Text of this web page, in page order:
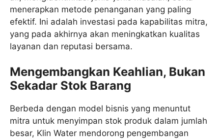
menerapkan metode penanganan yang paling
efektif. Ini adalah investasi pada kapabilitas mitra,
yang pada akhirnya akan meningkatkan kualitas
layanan dan reputasi bersama.
Mengembangkan Keahlian, Bukan
Sekadar Stok Barang
Berbeda dengan model bisnis yang menuntut
mitra untuk menyimpan stok produk dalam jumlah
besar, Klin Water mendorong pengembangan